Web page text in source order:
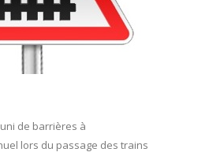
de barrières à
lors du passage des trains